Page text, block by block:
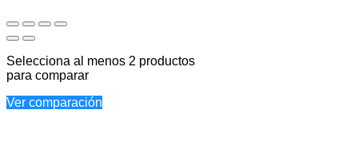
Selecciona al menos 2 productos
para comparar
Ver comparación